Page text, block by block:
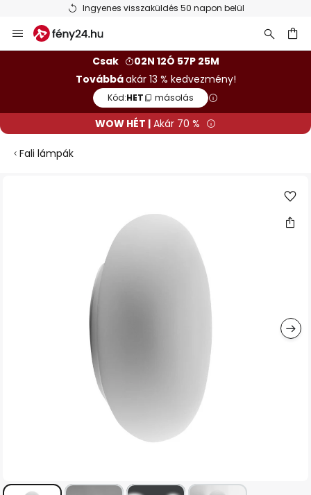
Ingyenes visszaküldés 50 napon belül
Ugrás
a
Csak
02N 12Ó 57P 24M
Továbbáakár 13 % kedvezmény!
Kód:HET másolás
WOW HÉT | Akár 70 %
Fali lámpák